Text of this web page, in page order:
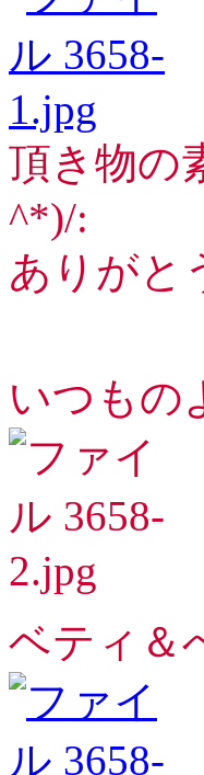
頂き物の
^*)/:
ありがと
いつもの
ベティ＆